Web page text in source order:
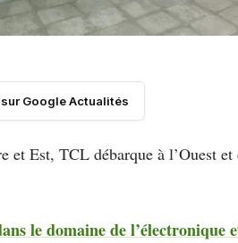
Google Actualités
et Est, TCL débarque à l’Ouest
le domaine de l’électronique